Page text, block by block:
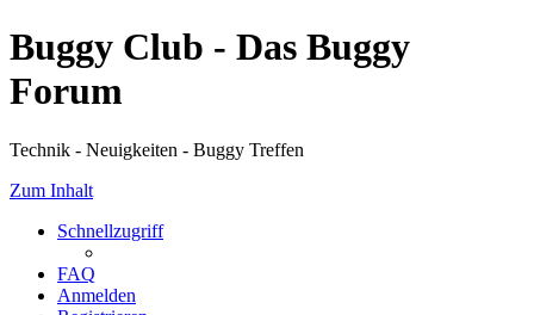
Buggy Club - Das Buggy
Forum
Technik - Neuigkeiten - Buggy Treffen
Zum Inhalt
Schnellzugriff
FAQ
Anmelden